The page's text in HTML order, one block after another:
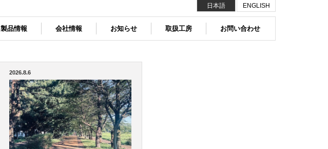
製品情報 会社情報 お知らせ 取扱工房 お問い合わせ
日本語 ENGLISH
2026.8.6